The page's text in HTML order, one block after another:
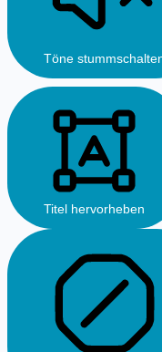
Töne
Titel hervorheben